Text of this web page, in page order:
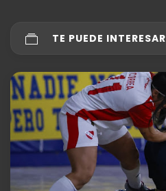
TE PUEDE INTERESAR